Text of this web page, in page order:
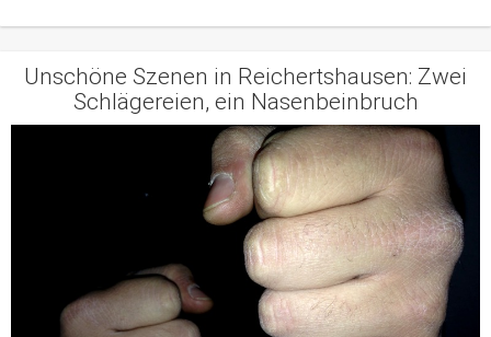
Unschöne Szenen in Reichertshausen: Zwei
Schlägereien, ein Nasenbeinbruch